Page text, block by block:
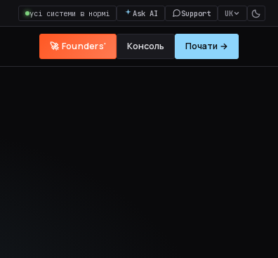
усі системи в нормі Ask AI Support UK
🚀 Founders' Консоль Почати →